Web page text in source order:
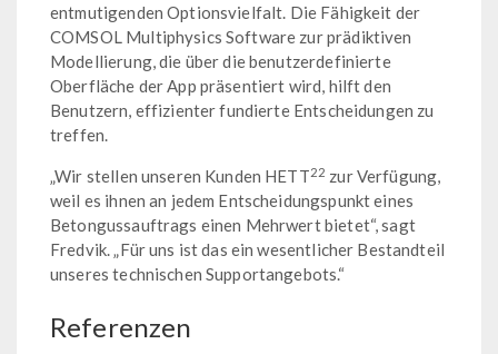
entmutigenden Optionsvielfalt. Die Fähigkeit der
COMSOL Multiphysics Software zur prädiktiven
Modellierung, die über die benutzerdefinierte
Oberfläche der App präsentiert wird, hilft den
Benutzern, effizienter fundierte Entscheidungen zu
treffen.
„Wir stellen unseren Kunden HETT22 zur Verfügung,
weil es ihnen an jedem Entscheidungspunkt eines
Betongussauftrags einen Mehrwert bietet“, sagt
Fredvik. „Für uns ist das ein wesentlicher Bestandteil
unseres technischen Supportangebots.“
Referenzen